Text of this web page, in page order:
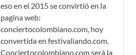
eso en el 2015 se convirtió en la
pagina web:
conciertocolombiano.com, hoy
convertida en festivaliando.com.
Conciertocolombiano.com será la